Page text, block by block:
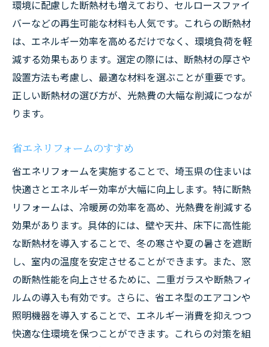
環境に配慮した断熱材も増えており、セルロースファイ
バーなどの再生可能な材料も人気です。これらの断熱材
は、エネルギー効率を高めるだけでなく、環境負荷を軽
減する効果もあります。選定の際には、断熱材の厚さや
設置方法も考慮し、最適な材料を選ぶことが重要です。
正しい断熱材の選び方が、光熱費の大幅な削減につなが
ります。
省エネリフォームのすすめ
省エネリフォームを実施することで、埼玉県の住まいは
快適さとエネルギー効率が大幅に向上します。特に断熱
リフォームは、冷暖房の効率を高め、光熱費を削減する
効果があります。具体的には、壁や天井、床下に高性能
な断熱材を導入することで、冬の寒さや夏の暑さを遮断
し、室内の温度を安定させることができます。また、窓
の断熱性能を向上させるために、二重ガラスや断熱フィ
ルムの導入も有効です。さらに、省エネ型のエアコンや
照明機器を導入することで、エネルギー消費を抑えつつ
快適な住環境を保つことができます。これらの対策を組